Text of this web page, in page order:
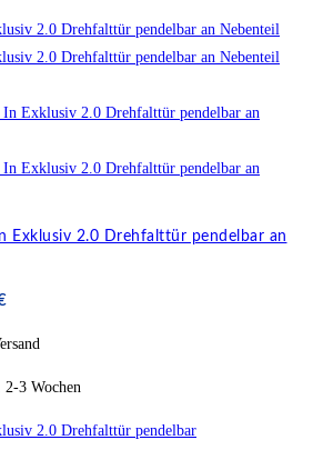
Exklusiv 2.0 Drehfalttür pendelbar an
2-3 Wochen